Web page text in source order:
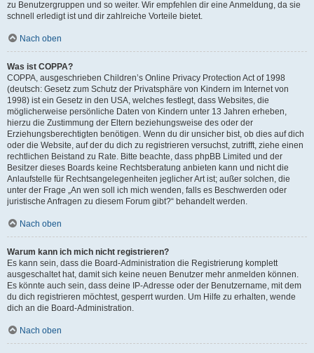
zu Benutzergruppen und so weiter. Wir empfehlen dir eine Anmeldung, da sie
schnell erledigt ist und dir zahlreiche Vorteile bietet.
Nach oben
Was ist COPPA?
COPPA, ausgeschrieben Children’s Online Privacy Protection Act of 1998
(deutsch: Gesetz zum Schutz der Privatsphäre von Kindern im Internet von
1998) ist ein Gesetz in den USA, welches festlegt, dass Websites, die
möglicherweise persönliche Daten von Kindern unter 13 Jahren erheben,
hierzu die Zustimmung der Eltern beziehungsweise des oder der
Erziehungsberechtigten benötigen. Wenn du dir unsicher bist, ob dies auf dich
oder die Website, auf der du dich zu registrieren versuchst, zutrifft, ziehe einen
rechtlichen Beistand zu Rate. Bitte beachte, dass phpBB Limited und der
Besitzer dieses Boards keine Rechtsberatung anbieten kann und nicht die
Anlaufstelle für Rechtsangelegenheiten jeglicher Art ist; außer solchen, die
unter der Frage „An wen soll ich mich wenden, falls es Beschwerden oder
juristische Anfragen zu diesem Forum gibt?“ behandelt werden.
Nach oben
Warum kann ich mich nicht registrieren?
Es kann sein, dass die Board-Administration die Registrierung komplett
ausgeschaltet hat, damit sich keine neuen Benutzer mehr anmelden können.
Es könnte auch sein, dass deine IP-Adresse oder der Benutzername, mit dem
du dich registrieren möchtest, gesperrt wurden. Um Hilfe zu erhalten, wende
dich an die Board-Administration.
Nach oben